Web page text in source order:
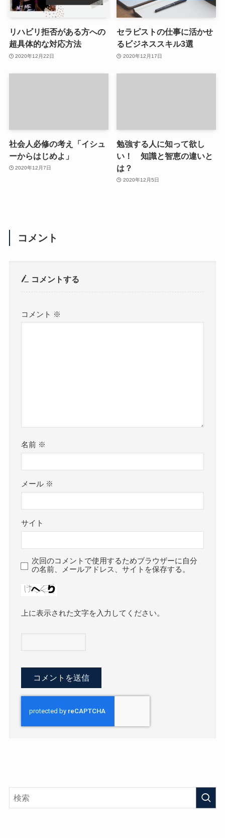
リハビリ拒否がある方への
超具体的な対応方法
2020年12月22日
セラピストの仕事に活かせ
るビジネススキル3選
2020年12月17日
社会人必修の考え「イシュ
ーからはじめよ」
2020年12月7日
勉強する人に知って欲し
い！ 知識と智恵の違いと
は？
2020年12月5日
コメント
コメントする
コメント ※
名前 ※
メール ※
サイト
次回のコメントで使用するためブラウザーに自分
の名前、メールアドレス、サイトを保存する。
上に表示された文字を入力してください。